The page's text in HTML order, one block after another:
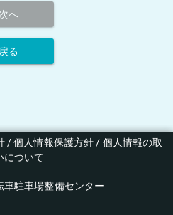
次へ
戻る
/ 個人情報保護方針 / 個人情報の取
について
車駐車場整備センター